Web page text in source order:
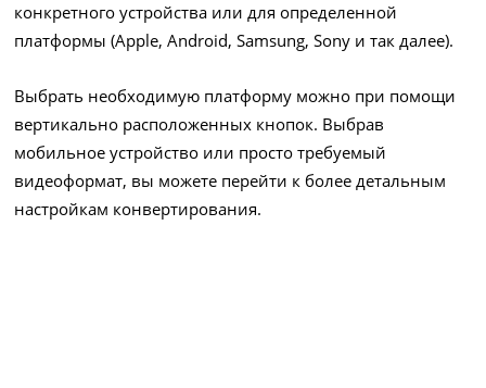
конкретного устройства или для определенной
платформы (Apple, Android, Samsung, Sony и так далее).
Выбрать необходимую платформу можно при помощи
вертикально расположенных кнопок. Выбрав
мобильное устройство или просто требуемый
видеоформат, вы можете перейти к более детальным
настройкам конвертирования.